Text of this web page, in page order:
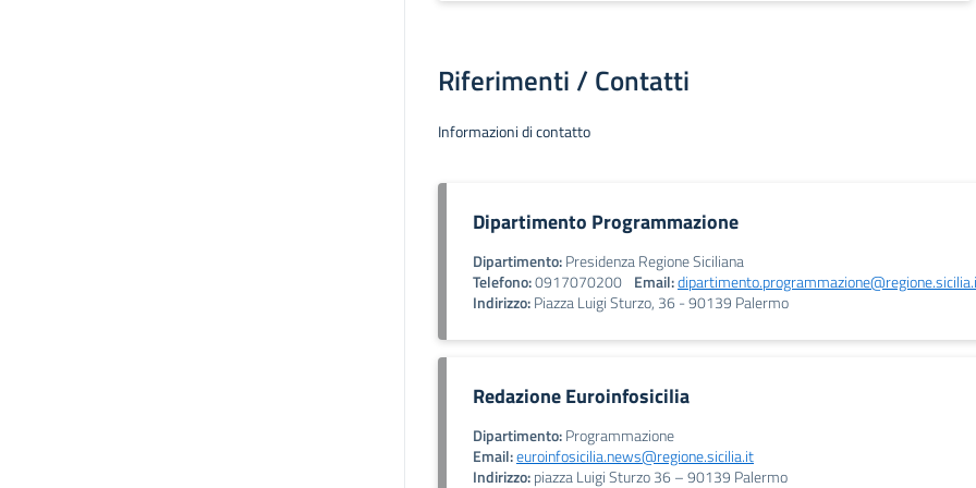
Riferimenti / Contatti
Informazioni di contatto
Dipartimento Programmazione
Dipartimento:Presidenza Regione Siciliana
Telefono:0917070200 Email:
Indirizzo:Piazza Luigi Sturzo, 36 - 90139 Palermo
Redazione Euroinfosicilia
Dipartimento:Programmazione
Email:euroinfosicilia.news@regione.sicilia.it
Indirizzo:piazza Luigi Sturzo 36 – 90139 Palermo